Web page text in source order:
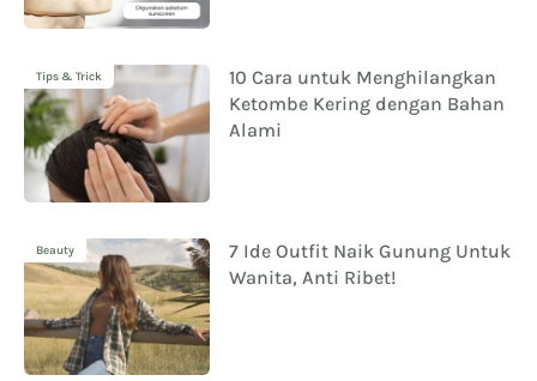
Tips & Trick
10 Cara untuk Menghilangkan
Ketombe Kering dengan Bahan
Alami
Beauty
7 Ide Outfit Naik Gunung Untuk
Wanita, Anti Ribet!